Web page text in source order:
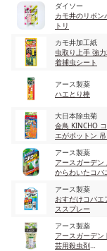
ダイソー
カモ井のリボン
トリ
カモ井加工紙
虫取り上手 強
着捕虫シート
アース製薬
ハエとり棒
大日本除虫菊
金鳥 KINCHO
エがポットン
アース製薬
アースガーデン
からわいたコバ
アース製薬
おすだけコバエ
ススプレー
アース製薬
アースガーデン
芸用殺虫剤